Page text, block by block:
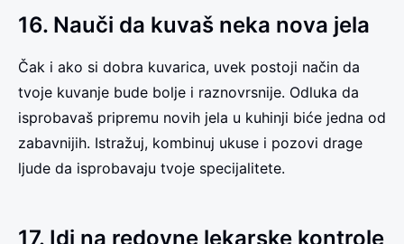
16. Nauči da kuvaš neka nova jela
Čak i ako si dobra kuvarica, uvek postoji način da
tvoje kuvanje bude bolje i raznovrsnije. Odluka da
isprobavaš pripremu novih jela u kuhinji biće jedna od
zabavnijih. Istražuj, kombinuj ukuse i pozovi drage
ljude da isprobavaju tvoje specijalitete.
17. Idi na redovne lekarske kontrole